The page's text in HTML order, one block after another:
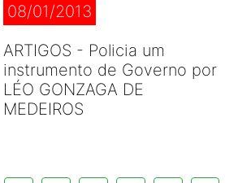
08/01/2013
ARTIGOS - Policia um
instrumento de Governo por
LÉO GONZAGA DE
MEDEIROS